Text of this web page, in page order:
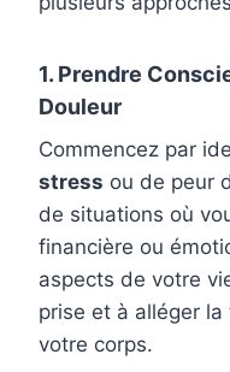
1. Prendre
Douleur
Commencez par
stress ou de peur
de situations où
financière ou
aspects de votre
prise et à alléger
votre corps.